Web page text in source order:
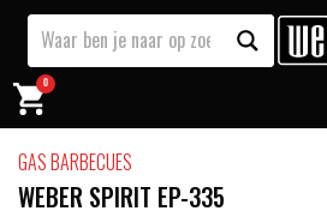
0
GAS BARBECUES
WEBER SPIRIT EP-335